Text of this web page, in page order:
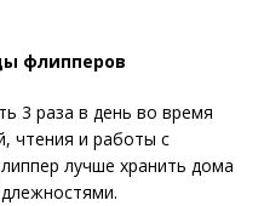
флипперов
3 раза в день во время
чтения и работы с
лучше хранить дома